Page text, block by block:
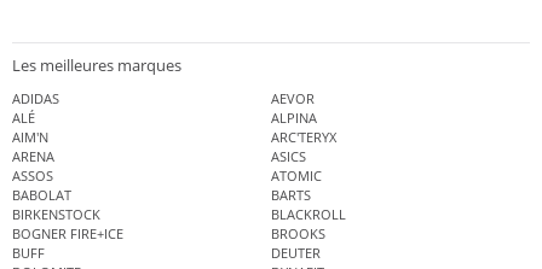
Les meilleures marques
ADIDAS
AEVOR
ALÉ
ALPINA
AIM'N
ARC'TERYX
ARENA
ASICS
ASSOS
ATOMIC
BABOLAT
BARTS
BIRKENSTOCK
BLACKROLL
BOGNER FIRE+ICE
BROOKS
BUFF
DEUTER